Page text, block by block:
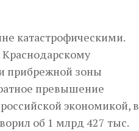
катастрофическими.
прибрежной зоны
превышение
экономикой, в
об 1 млрд 427 тыс.